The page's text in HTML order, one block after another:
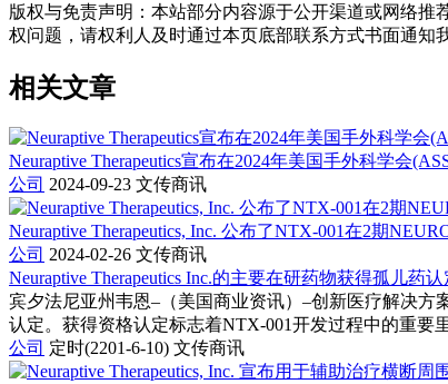
版权与免责声明 ： 本站部分内容源于公开渠道或网络推
权问题，请权利人及时通过本页底部联系方式书面通知
相关文章
Neuraptive Therapeutics宣布在2024年美国手外科学会
公司 2024-09-23 文传商讯
Neuraptive Therapeutics, Inc. 公布了NTX-001在2期
公司 2024-02-26 文传商讯
Neuraptive Therapeutics Inc.的主要在研药物获得孤儿药认
宾夕法尼亚州韦恩–（美国商业资讯）–创新医疗解决方
认定。获得资格认定标志着NTX-001开发过程中的重要
公司 定时(2201-6-10) 文传商讯